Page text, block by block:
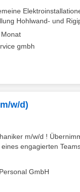
Hohlwand- und
gmbh
w/d)
m/w/d !
engagierten
GmbH